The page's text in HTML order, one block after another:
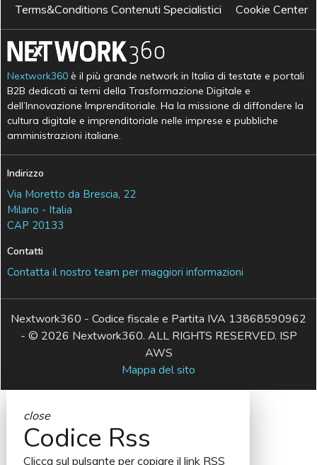
Terms&Conditions Contenuti Specialistici
Cookie Center
Nextwork360 è il più grande network in Italia di testate e portali
B2B dedicati ai temi della Trasformazione Digitale e
dell’Innovazione Imprenditoriale. Ha la missione di diffondere la
cultura digitale e imprenditoriale nelle imprese e pubbliche
amministrazioni italiane.
Indirizzo
Via Moretto da Brescia, 22
Milano - Italia
CAP 20133
Contatti
Contatta il nostro team per maggiori informazioni
Nextwork360 - Codice fiscale e Partita IVA 13868590962
- © 2026 Nextwork360. ALL RIGHTS RESERVED. ISP
AWS
Mappa del sito
close
Codice Rss
Clicca sul pulsante per copiare il link RSS